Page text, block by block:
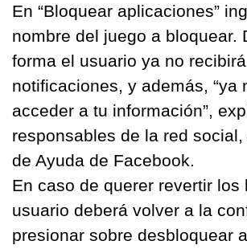
En “Bloquear aplicaciones”
nombre del juego a bloquear.
forma el usuario ya no recibirá
notificaciones, y además, “ya
acceder a tu información”,
responsables de la red
de Ayuda de Facebook.
En caso de querer revertir los
usuario deberá volver a la
presionar sobre desbloquear